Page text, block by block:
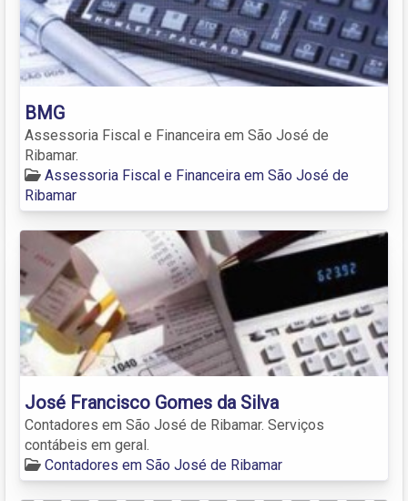
BMG
Assessoria Fiscal e Financeira em São José de
Ribamar.
Assessoria Fiscal e Financeira em São José de
Ribamar
José Francisco Gomes da Silva
Contadores em São José de Ribamar. Serviços
contábeis em geral.
Contadores em São José de Ribamar